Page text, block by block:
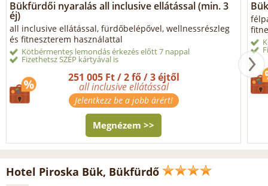
Bükfürdői nyaralás all inclusive ellátással (min. 3
éj)
all inclusive ellátással, fürdőbelépővel, wellnessrészleg
és fitneszterem használattal
Kötbérmentes lemondás érkezés előtt 7 nappal
Fizethetsz SZÉP kártyával is
251 005 Ft / 2 fő / 3 éjtől
all inclusive ellátással
Jelentkezz be a jobb árért!
Megnézem >>
Hotel Piroska Bük, Bükfürdő